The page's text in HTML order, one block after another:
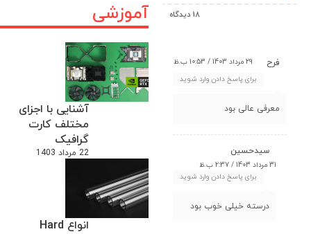
آموزشی
آشنایی با اجزای
مختلف کارت
گرافیک
22 مرداد 1403
انواع Hard
18 دیدگاه
فرح
29 مرداد 1403 / 10:53 ب.ظ
برای پاسخ دادن وارد شوید
معرفی عالی بود
سیدحسین
31 مرداد 1403 / 2:37 ب.ظ
برای پاسخ دادن وارد شوید
درسته خیلی خوب بود